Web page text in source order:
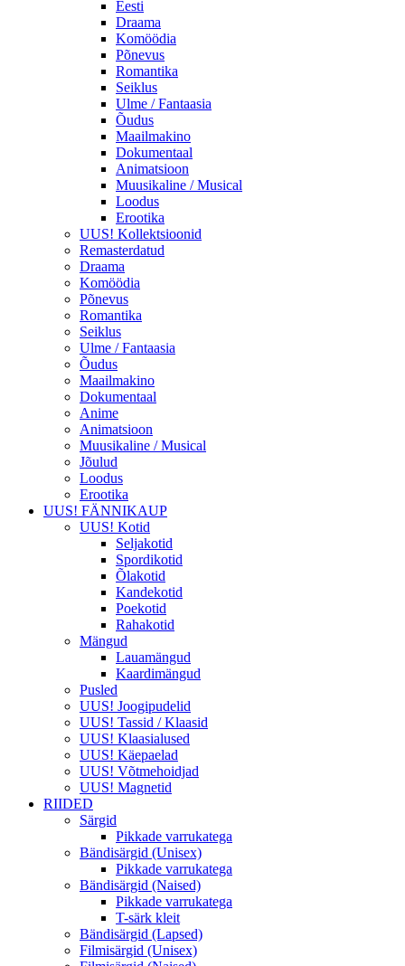
Eesti
Draama
Komöödia
Põnevus
Romantika
Seiklus
Ulme / Fantaasia
Õudus
Maailmakino
Dokumentaal
Animatsioon
Muusikaline / Musical
Loodus
Erootika
UUS! Kollektsioonid
Remasterdatud
Draama
Komöödia
Põnevus
Romantika
Seiklus
Ulme / Fantaasia
Õudus
Maailmakino
Dokumentaal
Anime
Animatsioon
Muusikaline / Musical
Jõulud
Loodus
Erootika
UUS! FÄNNIKAUP
UUS! Kotid
Seljakotid
Spordikotid
Õlakotid
Kandekotid
Poekotid
Rahakotid
Mängud
Lauamängud
Kaardimängud
Pusled
UUS! Joogipudelid
UUS! Tassid / Klaasid
UUS! Klaasialused
UUS! Käepaelad
UUS! Võtmehoidjad
UUS! Magnetid
RIIDED
Särgid
Pikkade varrukatega
Bändisärgid (Unisex)
Pikkade varrukatega
Bändisärgid (Naised)
Pikkade varrukatega
T-särk kleit
Bändisärgid (Lapsed)
Filmisärgid (Unisex)